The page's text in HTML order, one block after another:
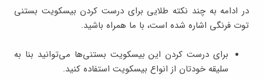
در ادامه به چند نکته طلایی برای درست کردن بیسکویت بستنی
توت فرنگی اشاره شده است، با ما همراه باشید.
برای درست کردن این بیسکویت بستنی‌ها می‌توانید بنا به
سلیقه خودتان از انواع بیسکویت استفاده کنید.